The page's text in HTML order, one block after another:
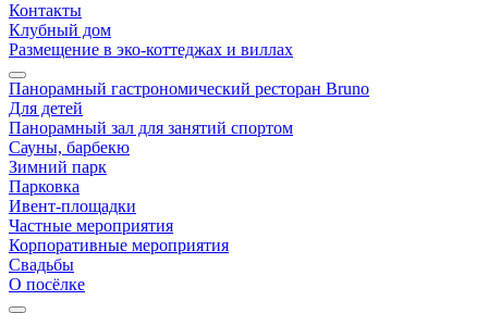
Контакты
Клубный дом
Размещение в эко-коттеджах и виллах
Панорамный гастрономический ресторан Bruno
Для детей
Панорамный зал для занятий спортом
Сауны, барбекю
Зимний парк
Парковка
Ивент-площадки
Частные мероприятия
Корпоративные мероприятия
Свадьбы
О посёлке